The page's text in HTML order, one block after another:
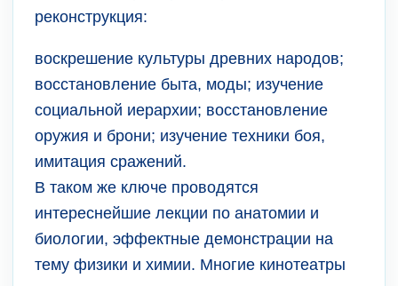
реконструкция:
воскрешение культуры древних народов;
восстановление быта, моды; изучение
социальной иерархии; восстановление
оружия и брони; изучение техники боя,
имитация сражений.
В таком же ключе проводятся
интереснейшие лекции по анатомии и
биологии, эффектные демонстрации на
тему физики и химии. Многие кинотеатры